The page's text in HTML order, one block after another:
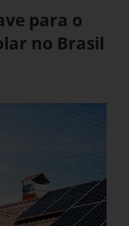
para o
no Brasil